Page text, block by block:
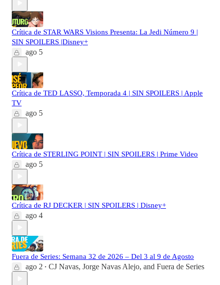
Crítica de STAR WARS Visions Presenta: La Jedi Número 9 |
SIN SPOILERS |Disney+
ago 5
Crítica de TED LASSO, Temporada 4 | SIN SPOILERS | Apple
TV
ago 5
Crítica de STERLING POINT | SIN SPOILERS | Prime Video
ago 5
Crítica de RJ DECKER | SIN SPOILERS | Disney+
ago 4
Fuera de Series: Semana 32 de 2026 – Del 3 al 9 de Agosto
ago 2 • CJ Navas, Jorge Navas Alejo, and Fuera de Series